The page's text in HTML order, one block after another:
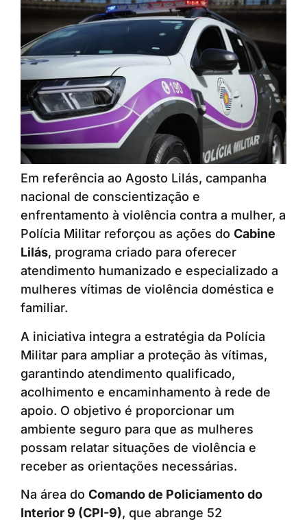
Em referência ao Agosto Lilás, campanha
nacional de conscientização e
enfrentamento à violência contra a mulher, a
Polícia Militar reforçou as ações do Cabine
Lilás, programa criado para oferecer
atendimento humanizado e especializado a
mulheres vítimas de violência doméstica e
familiar.
A iniciativa integra a estratégia da Polícia
Militar para ampliar a proteção às vítimas,
garantindo atendimento qualificado,
acolhimento e encaminhamento à rede de
apoio. O objetivo é proporcionar um
ambiente seguro para que as mulheres
possam relatar situações de violência e
receber as orientações necessárias.
Na área do Comando de Policiamento do
Interior 9 (CPI-9), que abrange 52